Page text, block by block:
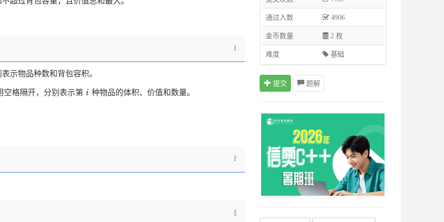
示物品种数和背包容积。
空格隔开，分别表示第 i
i 种物品的体积、价值和数量。
通过人数 4906
金币数量 2 枚
难度 基础
提交 题解